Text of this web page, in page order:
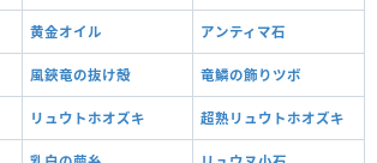
黄金オイル アンティマ石
風鋏竜の抜け殻 竜鱗の飾りツボ
リュウトホオズキ 超熟リュウトホオズキ